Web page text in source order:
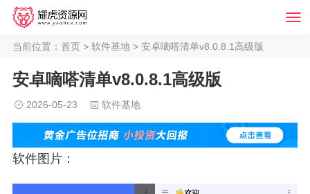
当前位置： 首页 > 软件基地 > 安卓嘀嗒清单v8.0.8.1高级版
安卓嘀嗒清单v8.0.8.1高级版
2026-05-23 软件基地
软件图片：